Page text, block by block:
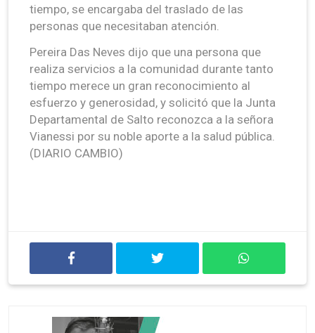
tiempo, se encargaba del traslado de las
personas que necesitaban atención.
Pereira Das Neves dijo que una persona que
realiza servicios a la comunidad durante tanto
tiempo merece un gran reconocimiento al
esfuerzo y generosidad, y solicitó que la Junta
Departamental de Salto reconozca a la señora
Vianessi por su noble aporte a la salud pública.
(DIARIO CAMBIO)